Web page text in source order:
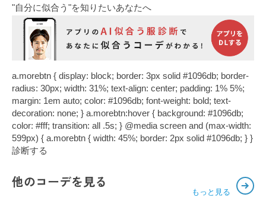
"自分に似合う"を知りたいあなたへ
a.morebtn { display: block; border: 3px solid #1096db; border-
radius: 30px; width: 31%; text-align: center; padding: 1% 5%;
margin: 1em auto; color: #1096db; font-weight: bold; text-
decoration: none; } a.morebtn:hover { background: #1096db;
color: #fff; transition: all .5s; } @media screen and (max-width:
599px) { a.morebtn { width: 45%; border: 2px solid #1096db; } }
診断する
他のコーデを見る
もっと見る